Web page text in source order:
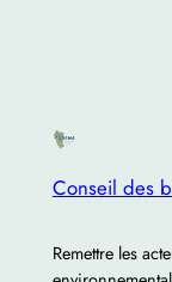
Conseil des
Remettre les